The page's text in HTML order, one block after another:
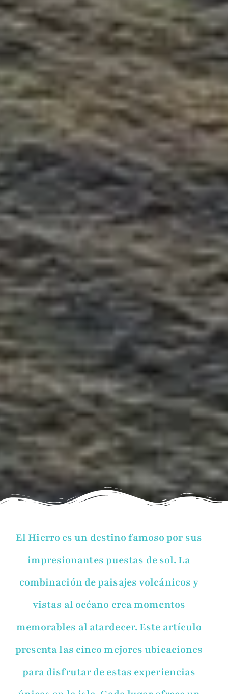
El Hierro es un destino famoso por sus
impresionantes puestas de sol. La
combinación de paisajes volcánicos y
vistas al océano crea momentos
memorables al atardecer. Este artículo
presenta las cinco mejores ubicaciones
para disfrutar de estas experiencias